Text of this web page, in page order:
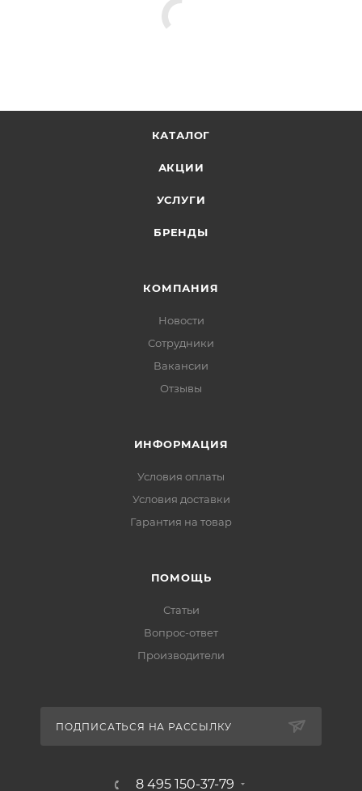
КАТАЛОГ
АКЦИИ
УСЛУГИ
БРЕНДЫ
КОМПАНИЯ
Новости
Сотрудники
Вакансии
Отзывы
ИНФОРМАЦИЯ
Условия оплаты
Условия доставки
Гарантия на товар
ПОМОЩЬ
Статьи
Вопрос-ответ
Производители
ПОДПИСАТЬСЯ НА РАССЫЛКУ
8 495 150-37-79